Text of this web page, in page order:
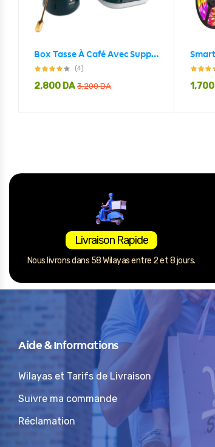
Box Tasse À Café Avec Support Chauffant Électrique
(4)
3,200DA
2,800 DA 1,700
Livraison Rapide
Nous livrons dans 58 Wilayas entre 2 et 8 jours.
Aide & Informations
Wilayas et Tarifs de Livraison
Suivre ma commande
Réclamation